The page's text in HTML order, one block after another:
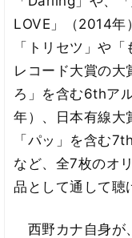
LOVE」（2014年
「トリセツ」や
レコード大賞の大
ろ」を含む6thア
年）、日本有線
「パッ」を含む
など、全7枚のオ
品として通して聴
西野カナ自身が